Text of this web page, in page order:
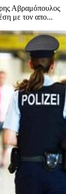
Αβραμόπουλος
με τον απο...